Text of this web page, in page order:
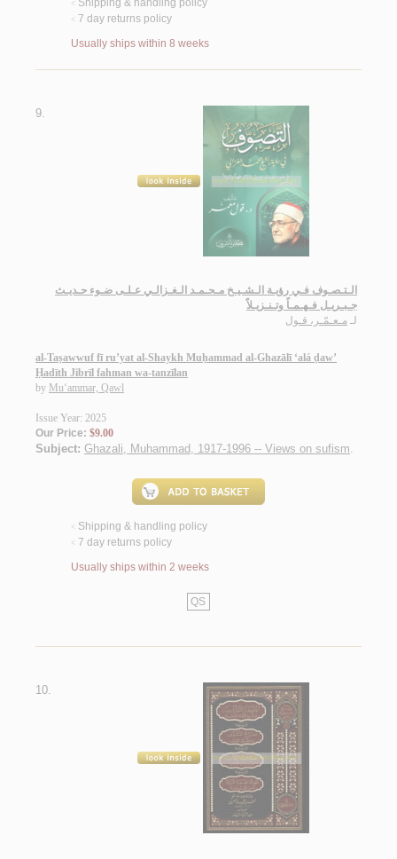
< Shipping & handling policy
< 7 day returns policy
Usually ships within 8 weeks
9.
الـتـصـوف فـي رؤيـة الـشـيـخ مـحـمـد الـغـزالـي عـلـى ضـوء حـديـث
جـبـريـل فـهـمـاً وتـنـزيـلاً
لـ مـعـمّـر، قـول
al-Taṣawwuf fī ru’yat al-Shaykh Muḥammad al-Ghazālī ‘alá ḍaw’
Ḥadīth Jibrīl fahman wa-tanzīlan
by Mu‘ammar, Qawl
Issue Year: 2025
Our Price: $9.00
Subject: Ghazali, Muhammad, 1917-1996 -- Views on sufism.
< Shipping & handling policy
< 7 day returns policy
Usually ships within 2 weeks
QS
10.